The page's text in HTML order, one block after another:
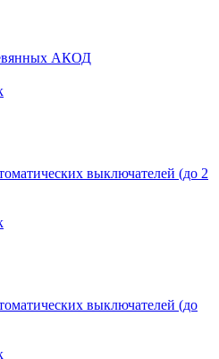
АКОД
выключателей (до 2
выключателей (до